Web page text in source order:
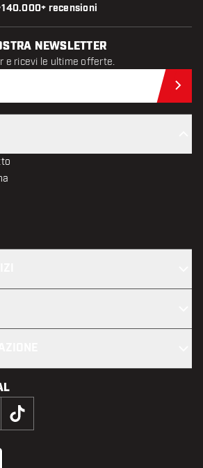
140.000+ recensioni
NEWSLETTER
e ricevi le ultime offerte.